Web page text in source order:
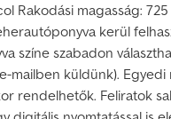
Rakodási magasság:
kerül
színe szabadon
mailben küldünk).
rendelhetők. Feliratok